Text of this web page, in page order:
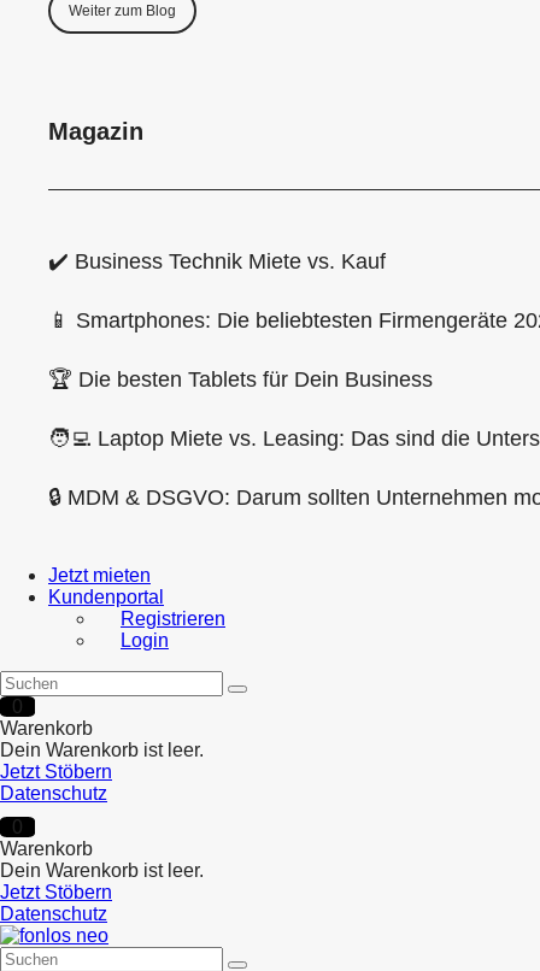
Weiter zum Blog
Magazin
✔️ Business Technik Miete vs. Kauf
📱 Smartphones: Die beliebtesten Firmengeräte
🏆 Die besten Tablets für Dein Business
🧑‍💻 Laptop Miete vs. Leasing: Das sind die
🔒 MDM & DSGVO: Darum sollten Unternehmen
Jetzt mieten
Kundenportal
Registrieren
Login
0
Warenkorb
Dein Warenkorb ist leer.
Jetzt Stöbern
Datenschutz
0
Warenkorb
Dein Warenkorb ist leer.
Jetzt Stöbern
Datenschutz